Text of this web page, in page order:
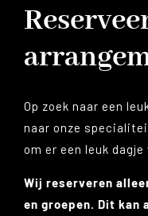
Op zoek naar een
naar onze
om er een leuk
Wij reserveren
en groepen. Dit kan